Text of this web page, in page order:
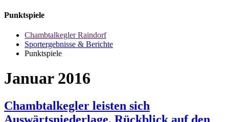
Punktspiele
Chambtalkegler Raindorf
Sportergebnisse & Berichte
Punktspiele
Januar 2016
Chambtalkegler leisten sich